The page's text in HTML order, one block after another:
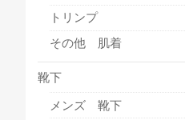
トリンプ
その他 肌着
靴下
メンズ 靴下